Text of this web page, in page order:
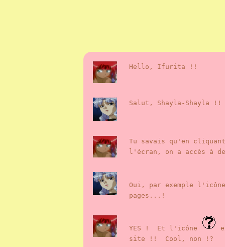
Hello, Ifurita !!
Salut, Shayla-Shayla !!
Tu savais qu'en
l'écran, on a accès à
Oui, par exemple
pages...!
YES ! Et l'icône
site !! Cool, non !?